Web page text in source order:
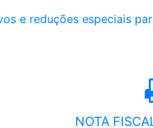
e reduções especiais
NOTA